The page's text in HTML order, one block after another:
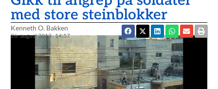
med store steinblokker
Kenneth O. Bakken
26. august 2013 14:57